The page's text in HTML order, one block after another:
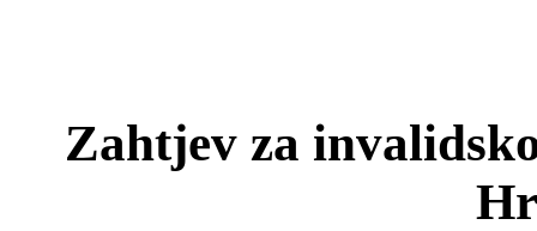
Zahtjev za